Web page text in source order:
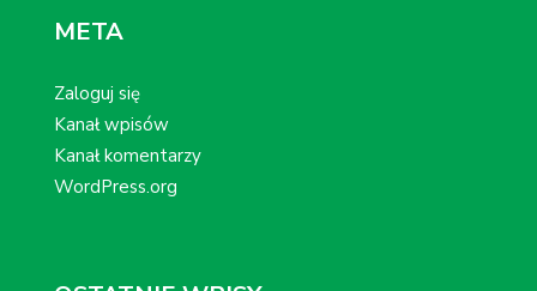
META
Zaloguj się
Kanał wpisów
Kanał komentarzy
WordPress.org